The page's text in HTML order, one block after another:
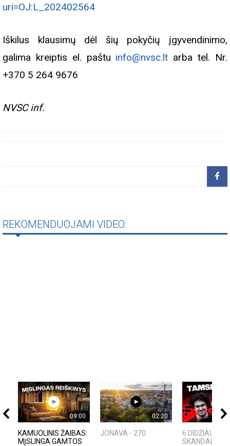
uri=OJ:L_202402564
Iškilus klausimų dėl šių pokyčių įgyvendinimo,
galima kreiptis el. paštu info@nvsc.lt arba tel. Nr.
+370 5 264 9676
NVSC inf.
REKOMENDUOJAMI VIDEO:
09:00
KAMUOLINIS ŽAIBAS:
MĮSLINGA GAMTOS
02:20
JONAVA - 270
6 DIDŽIAUSI
SKANDALAI: